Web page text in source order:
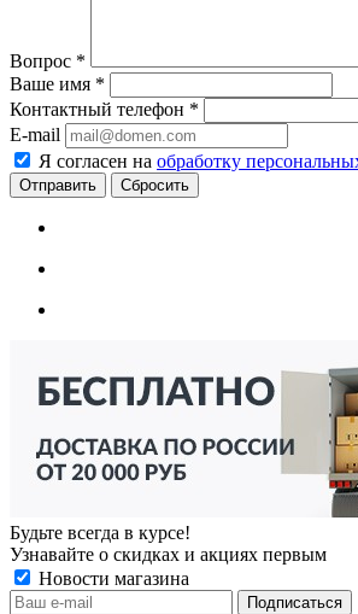
Вопрос *
Ваше имя *
Контактный телефон *
E-mail
Я согласен на обработку
Сбросить
Будьте всегда в курсе!
Узнавайте о скидках и акциях первым
Новости магазина